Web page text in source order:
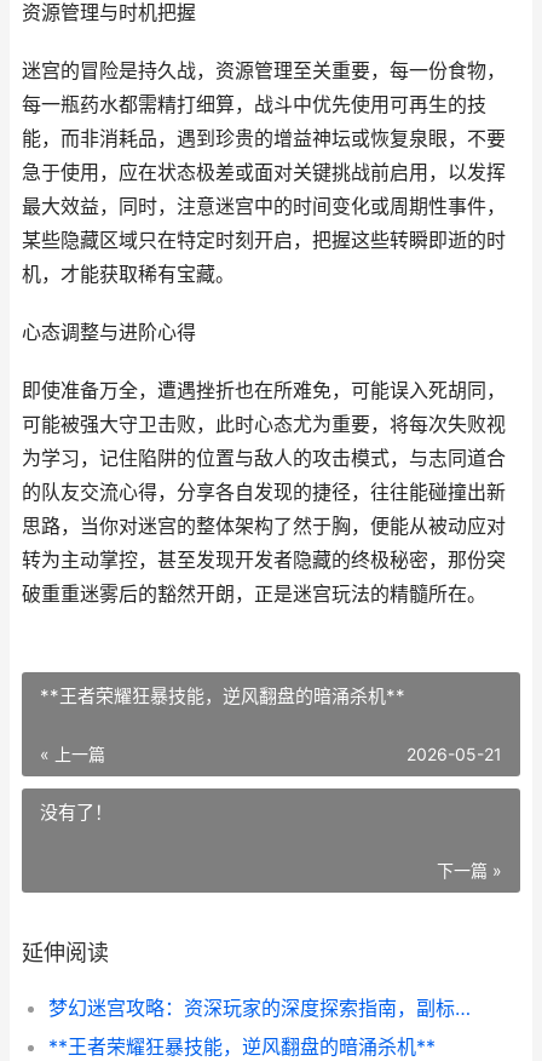
资源管理与时机把握
迷宫的冒险是持久战，资源管理至关重要，每一份食物，
每一瓶药水都需精打细算，战斗中优先使用可再生的技
能，而非消耗品，遇到珍贵的增益神坛或恢复泉眼，不要
急于使用，应在状态极差或面对关键挑战前启用，以发挥
最大效益，同时，注意迷宫中的时间变化或周期性事件，
某些隐藏区域只在特定时刻开启，把握这些转瞬即逝的时
机，才能获取稀有宝藏。
心态调整与进阶心得
即使准备万全，遭遇挫折也在所难免，可能误入死胡同，
可能被强大守卫击败，此时心态尤为重要，将每次失败视
为学习，记住陷阱的位置与敌人的攻击模式，与志同道合
的队友交流心得，分享各自发现的捷径，往往能碰撞出新
思路，当你对迷宫的整体架构了然于胸，便能从被动应对
转为主动掌控，甚至发现开发者隐藏的终极秘密，那份突
破重重迷雾后的豁然开朗，正是迷宫玩法的精髓所在。
**王者荣耀狂暴技能，逆风翻盘的暗涌杀机**
« 上一篇 2026-05-21
没有了！
下一篇 »
延伸阅读
梦幻迷宫攻略：资深玩家的深度探索指南，副标题：从入门到精通的实战心得
**王者荣耀狂暴技能，逆风翻盘的暗涌杀机**